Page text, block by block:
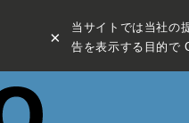
×
当サイトでは当社の
告を表示する目的で